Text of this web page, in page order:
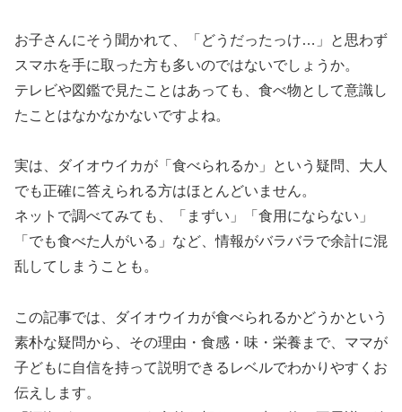
お子さんにそう聞かれて、「どうだったっけ…」と思わず
スマホを手に取った方も多いのではないでしょうか。
テレビや図鑑で見たことはあっても、食べ物として意識し
たことはなかなかないですよね。
実は、ダイオウイカが「食べられるか」という疑問、大人
でも正確に答えられる方はほとんどいません。
ネットで調べてみても、「まずい」「食用にならない」
「でも食べた人がいる」など、情報がバラバラで余計に混
乱してしまうことも。
この記事では、ダイオウイカが食べられるかどうかという
素朴な疑問から、その理由・食感・味・栄養まで、ママが
子どもに自信を持って説明できるレベルでわかりやすくお
伝えします。